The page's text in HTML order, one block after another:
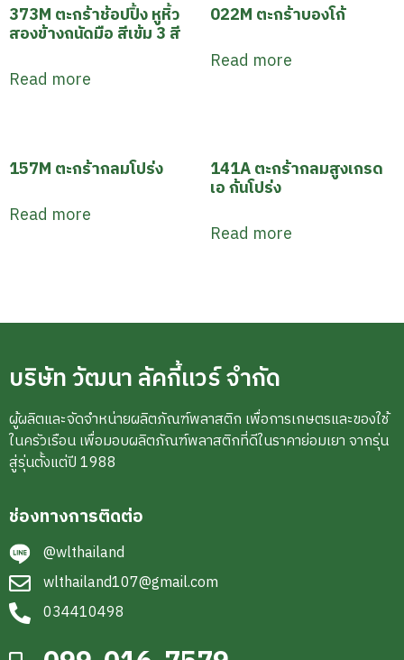
373M ตะกร้าช้อปปิ้ง หูหิ้ว
สองข้างถนัดมือ สีเข้ม 3 สี
Read more
022M ตะกร้าบองโก้
Read more
157M ตะกร้ากลมโปร่ง
Read more
141A ตะกร้ากลมสูงเกรด
เอ ก้นโปร่ง
Read more
บริษัท วัฒนา ลัคกี้แวร์ จำกัด
ผู้ผลิตและจัดจำหน่ายผลิตภัณฑ์พลาสติก เพื่อการเกษตรและของใช้
ในครัวเรือน เพื่อมอบผลิตภัณฑ์พลาสติกที่ดีในราคาย่อมเยา จากรุ่น
สู่รุ่นตั้งแต่ปี 1988
ช่องทางการติดต่อ
@wlthailand
wlthailand107@gmail.com
034410498